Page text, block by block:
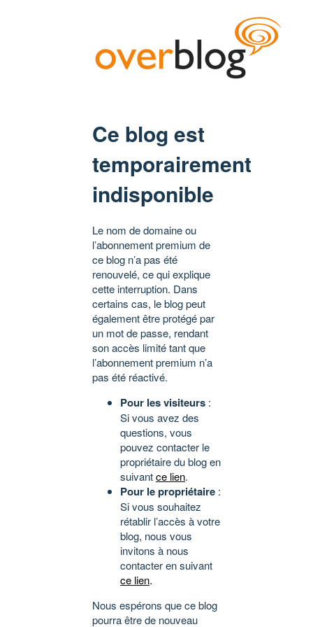
Ce blog est
temporairement
indisponible
Le nom de domaine ou
l’abonnement premium de
ce blog n’a pas été
renouvelé, ce qui explique
cette interruption. Dans
certains cas, le blog peut
également être protégé par
un mot de passe, rendant
son accès limité tant que
l’abonnement premium n’a
pas été réactivé.
Pour les visiteurs :
Si vous avez des
questions, vous
pouvez contacter le
propriétaire du blog en
suivantce lien.
Pour le propriétaire :
Si vous souhaitez
rétablir l’accès à votre
blog, nous vous
invitons à nous
contacter en suivant
ce lien.
Nous espérons que ce blog
pourra être de nouveau